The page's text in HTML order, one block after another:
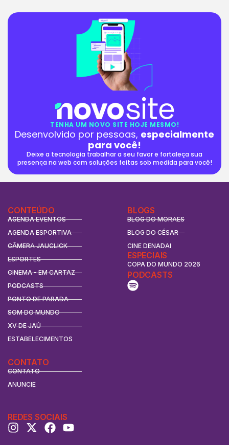
TENHA UM NOVO SITE HOJE MESMO!
Desenvolvido por pessoas, especialmente
para você!
Deixe a tecnologia trabalhar a seu favor e fortaleça sua
presença na web com soluções feitas sob medida para você!
CONTEÚDO
AGENDA EVENTOS
AGENDA ESPORTIVA
CÂMERA JAUCLICK
ESPORTES
CINEMA - EM CARTAZ
PODCASTS
PONTO DE PARADA
SOM DO MUNDO
XV DE JAÚ
ESTABELECIMENTOS
BLOGS
BLOG DO MORAES
BLOG DO CÉSAR
CINE DENADAI
ESPECIAIS
COPA DO MUNDO 2026
CONTATO
CONTATO
ANUNCIE
PODCASTS
REDES SOCIAIS